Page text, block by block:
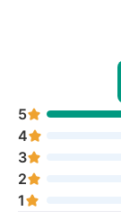
5
4
3
2
1